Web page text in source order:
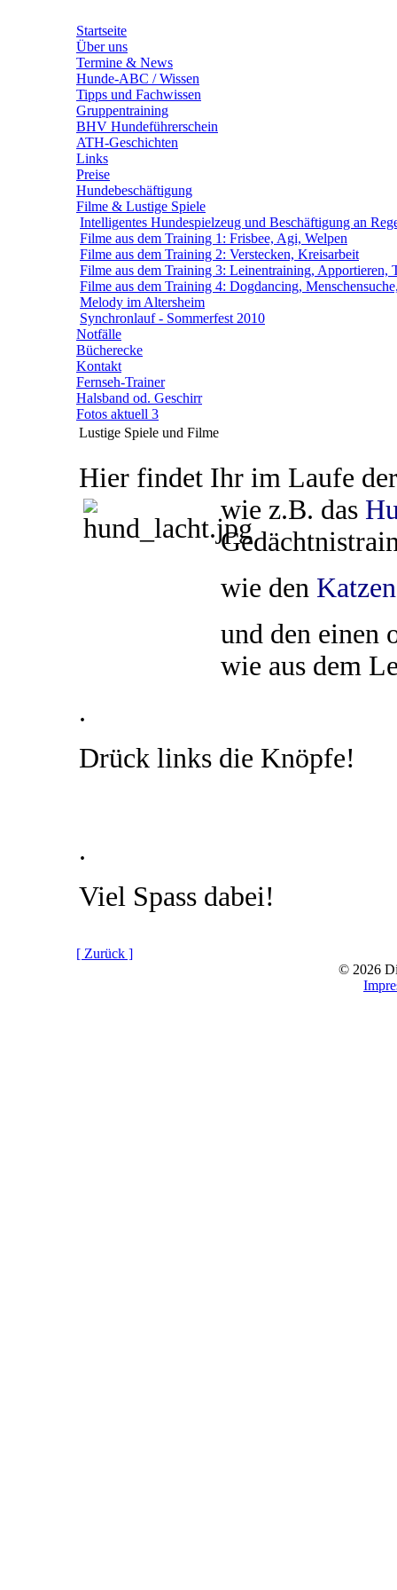
Startseite
Über uns
Termine & News
Hunde-ABC / Wissen
Tipps und Fachwissen
Gruppentraining
BHV Hundeführerschein
ATH-Geschichten
Links
Preise
Hundebeschäftigung
Filme & Lustige Spiele
Intelligentes Hundespielzeug und Beschäftigung an
Filme aus dem Training 1: Frisbee, Agi, Welpen
Filme aus dem Training 2: Verstecken, Kreisarbeit
Filme aus dem Training 3: Leinentraining, Apportieren,
Filme aus dem Training 4: Dogdancing,
Melody im Altersheim
Synchronlauf - Sommerfest 2010
Notfälle
Bücherecke
Kontakt
Fernseh-Trainer
Halsband od. Geschirr
Fotos aktuell 3
Lustige Spiele und Filme
Hier findet Ihr im Laufe
wie z.B. das
wie den
und den einen
wie aus dem
.
Drück links die Knöpfe!
.
Viel Spass dabei!
[ Zurück ]
© 2026